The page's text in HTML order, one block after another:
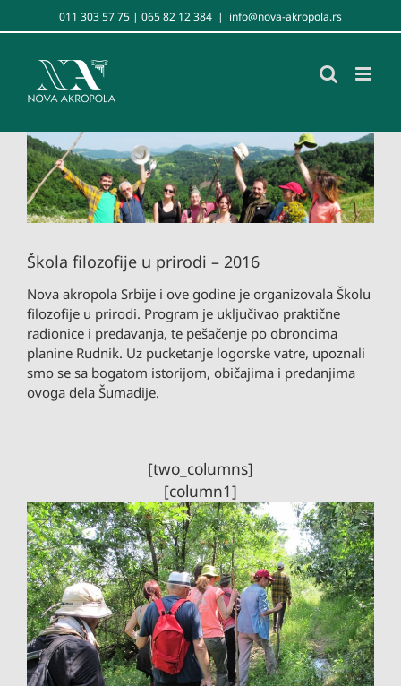
to
011 303 57 75 | 065 82 12 384 | info@nova-akropola.rs
View
Larger
Image
Škola filozofije u prirodi – 2016
Nova akropola Srbije i ove godine je organizovala Školu
filozofije u prirodi. Program je uključivao praktične
radionice i predavanja, te pešačenje po obroncima
planine Rudnik. Uz pucketanje logorske vatre, upoznali
smo se sa bogatom istorijom, običajima i predanjima
ovoga dela Šumadije.
[two_columns]
[column1]